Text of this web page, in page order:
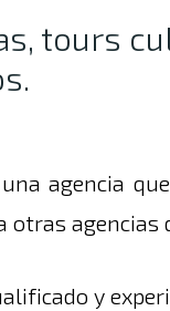
tours
agencia
otras
y